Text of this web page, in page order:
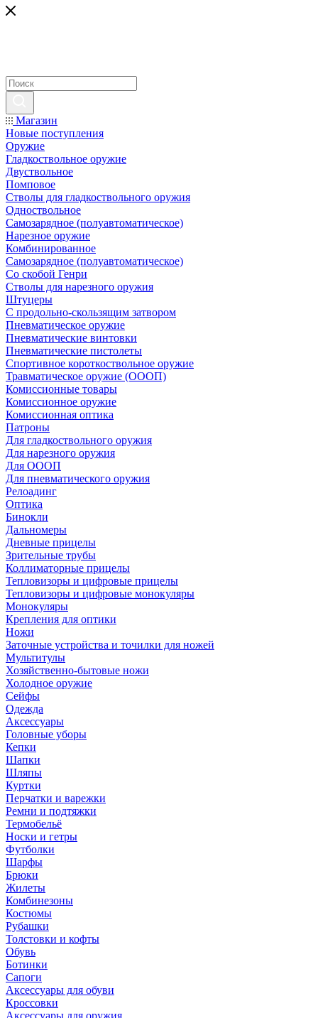
Магазин
Новые поступления
Оружие
Гладкоствольное оружие
Двуствольное
Помповое
Стволы для гладкоствольного оружия
Одноствольное
Самозарядное (полуавтоматическое)
Нарезное оружие
Комбинированное
Самозарядное (полуавтоматическое)
Со скобой Генри
Стволы для нарезного оружия
Штуцеры
С продольно-скользящим затвором
Пневматическое оружие
Пневматические винтовки
Пневматические пистолеты
Спортивное короткоствольное оружие
Травматическое оружие (ОООП)
Комиссионные товары
Комиссионное оружие
Комиссионная оптика
Патроны
Для гладкоствольного оружия
Для нарезного оружия
Для ОООП
Для пневматического оружия
Релоадинг
Оптика
Бинокли
Дальномеры
Дневные прицелы
Зрительные трубы
Коллиматорные прицелы
Тепловизоры и цифровые прицелы
Тепловизоры и цифровые монокуляры
Монокуляры
Крепления для оптики
Ножи
Заточные устройства и точилки для ножей
Мультитулы
Хозяйственно-бытовые ножи
Холодное оружие
Сейфы
Одежда
Аксессуары
Головные уборы
Кепки
Шапки
Шляпы
Куртки
Перчатки и варежки
Ремни и подтяжки
Термобельё
Носки и гетры
Футболки
Шарфы
Брюки
Жилеты
Комбинезоны
Костюмы
Рубашки
Толстовки и кофты
Обувь
Ботинки
Сапоги
Аксессуары для обуви
Кроссовки
Аксессуары для оружия